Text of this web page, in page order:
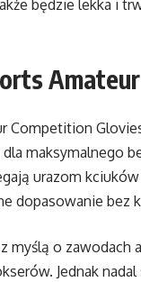
będzie lekka i
Competition
dla maksymalnego
urazom
dopasowanie bez
myślą o
Jednak